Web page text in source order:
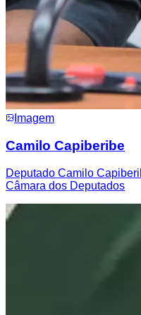
Imagem
Camilo Capiberibe
Deputado Camilo
Câmara dos Deputados